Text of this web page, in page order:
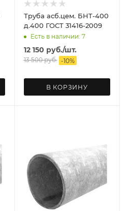
Труба асб.цем. БНТ-400
д.400 ГОСТ 31416-2009
Есть в наличии: 7
12 150 руб./шт.
13 500руб. -10%
В КОРЗИНУ